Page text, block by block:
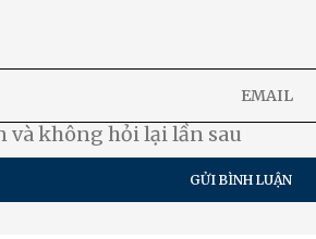
không hỏi lại lần sau
GỬI BÌNH LUẬN